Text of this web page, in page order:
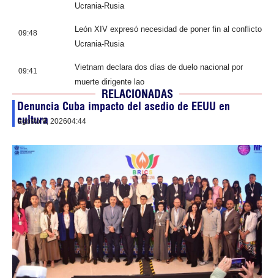
Ucrania-Rusia
09:48
León XIV expresó necesidad de poner fin al conflicto
Ucrania-Rusia
09:41
Vietnam declara dos días de duelo nacional por
muerte dirigente lao
RELACIONADAS
Denuncia Cuba impacto del asedio de EEUU en
cultura
agosto 9, 202604:44